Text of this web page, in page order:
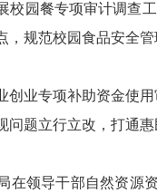
校园餐专项审计调查
规范校园食品安全
创业专项补助资金使
题立行立改，打通惠
在领导干部自然资源